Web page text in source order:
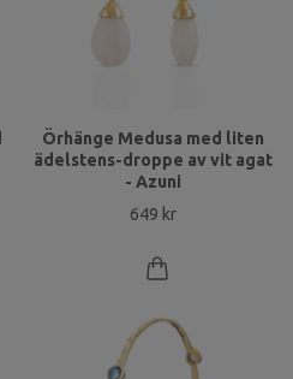
Örhänge Medusa med liten
ädelstens-droppe av vit agat
- Azuni
649 kr